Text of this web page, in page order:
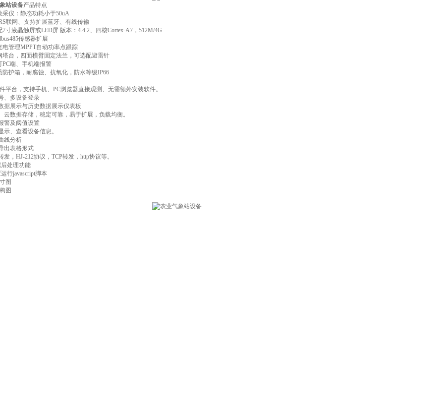
站设备产品特点
采仪：静态功耗小于50uA
联网、支持扩展蓝牙、有线传输
7寸液晶触屏或LED屏 版本：4.4.2、四核Cortex-A7，512M/4G
传感器扩展
电管理MPPT自动功率点跟踪
塔台，四面横臂固定法兰，可选配避雷针
PC端、手机端报警
防护箱，耐腐蚀、抗氧化，防水等级IP66
平台，支持手机、PC浏览器直接观测、无需额外安装软件。
、多设备登录
据展示与历史数据展示仪表板
云数据存储，稳定可靠，易于扩展，负载均衡。
警及阈值设置
示、查看设备信息。
线分析
出表格形式
发，HJ-212协议，TCP转发，http协议等。
后处理功能
行javascript脚本
图
图